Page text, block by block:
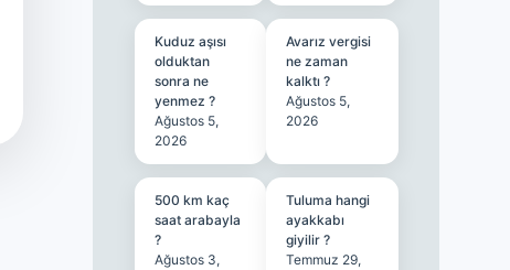
Kuduz aşısı
olduktan
sonra ne
yenmez ?
Ağustos 5,
2026
Avarız vergisi
ne zaman
kalktı ?
Ağustos 5,
2026
500 km kaç
saat arabayla
?
Ağustos 3,
Tuluma hangi
ayakkabı
giyilir ?
Temmuz 29,